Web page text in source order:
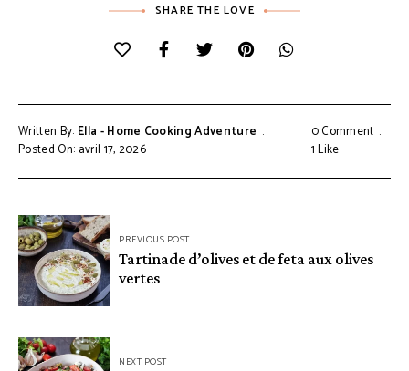
SHARE THE LOVE
Written By: Ella - Home Cooking Adventure
Posted On: avril 17, 2026
0 Comment
1 Like
Navigation
de
l’article
PREVIOUS POST
Tartinade d’olives et de feta aux olives
vertes
NEXT POST